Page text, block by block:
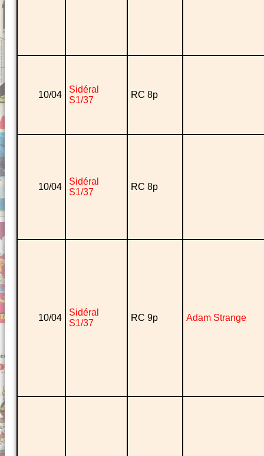
10/04
Sidéral
S1/37
RC 8p
10/04
Sidéral
S1/37
RC 8p
10/04
Sidéral
S1/37
RC 9p Adam Strange